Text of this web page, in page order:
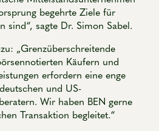
begehrte Ziele für
sind“, sagte Dr. Simon Sabel.
„Grenzüberschreitende
Käufern und
erfordern eine enge
und US-
Wir haben BEN gerne
Transaktion begleitet.“